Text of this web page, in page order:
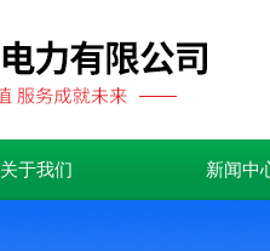
关于我们 新闻中